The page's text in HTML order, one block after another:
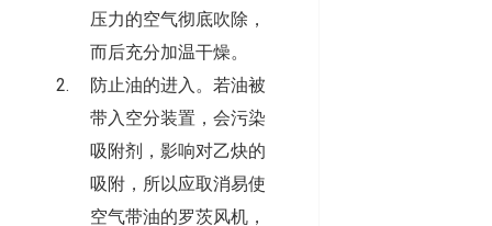
压力的空气彻底吹除，
而后充分加温干燥。
防止油的进入。若油被
带入空分装置，会污染
吸附剂，影响对乙炔的
吸附，所以应取消易使
空气带油的罗茨风机，